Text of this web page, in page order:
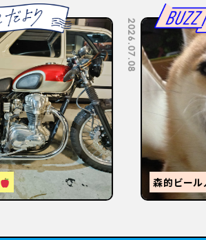
2026.07.08
森的ビール人生②